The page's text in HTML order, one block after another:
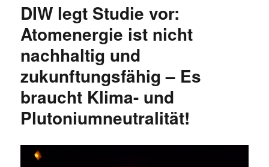
DIW legt Studie vor:
Atomenergie ist nicht
nachhaltig und
zukunftungsfähig – Es
braucht Klima- und
Plutoniumneutralität!